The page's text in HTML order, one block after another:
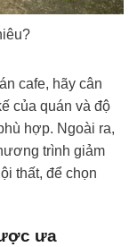
cafe, hãy cân
của quán và độ
hợp. Ngoài ra,
trình giảm
thất, để chọn
ưa